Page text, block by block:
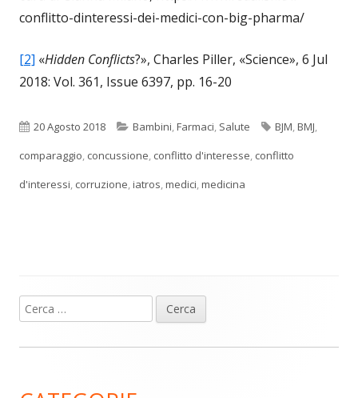
conflitto-dinteressi-dei-medici-con-big-pharma/
[2] «Hidden Conflicts?», Charles Piller, «Science», 6 Jul
2018: Vol. 361, Issue 6397, pp. 16-20
Pubblicato
20 Agosto 2018 Categorie
Bambini Farmaci Salute Tag
BJM BMJ
comparaggio concussione conflitto d'interesse conflitto
d'interessi corruzione iatros medici medicina
Barra
laterale
Ricerca
per: